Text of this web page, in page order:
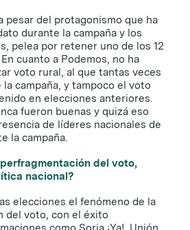
pesar del protagonismo que ha
durante la campaña y los
pelea por retener uno de los 12
cuanto a Podemos, no ha
voto rural, al que tantas veces
campaña, y tampoco el voto
en elecciones anteriores.
fueron buenas y quizá eso
de líderes nacionales de
la campaña.
del voto,
nacional?
elecciones el fenómeno de la
del voto, con el éxito